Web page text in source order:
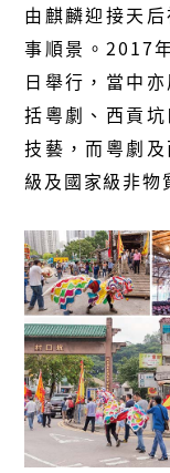
由麒麟迎接天
事順景。2017
日舉行，當中
括粵劇、西貢
技藝，而粵劇
級及國家級非物